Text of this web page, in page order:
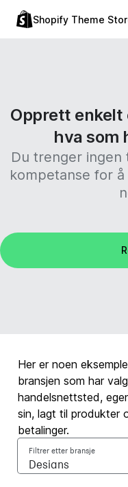
Shopify Theme
Opprett enkelt
hva som
Du trenger ingen
kompetanse for
Her er noen
bransjen som har
handelsnettsted,
sin, lagt til produkter
betalinger.
Filtrer etter bransje